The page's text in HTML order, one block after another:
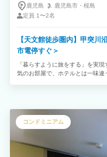
鹿児島 鹿児島市・ 桜島
定員 1〜2名
【天文館徒歩圏内】甲突
市電停すぐ＞
「暮らすように旅をする」を実
気のお部屋で、ホテルとは一味違
コンドミニアム